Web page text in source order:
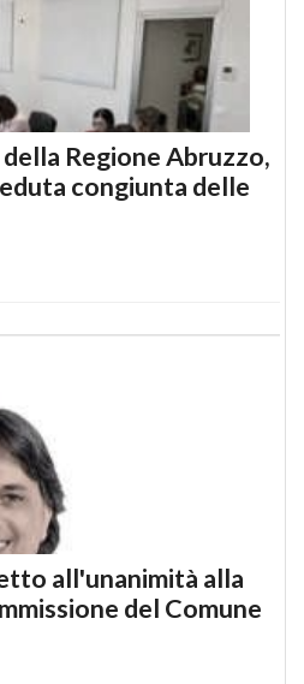
Regione Abruzzo,
congiunta delle
all'unanimità alla
del Comune